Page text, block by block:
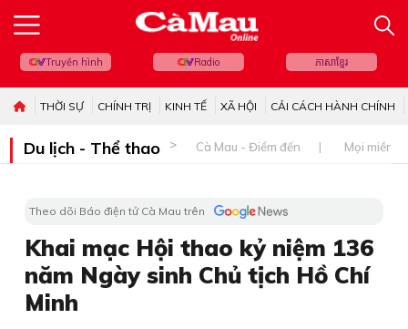
Truyền hình Radio ភាសាខ្មែរ
THỜI SỰ CHÍNH TRỊ KINH TẾ XÃ HỘI CẢI CÁCH HÀNH CHÍNH
Du lịch - Thể thao Cà Mau - Điểm đến Mọi miền
Theo dõi Báo điện tử Cà Mau trên
Khai mạc Hội thao kỷ niệm 136
năm Ngày sinh Chủ tịch Hồ Chí
Minh